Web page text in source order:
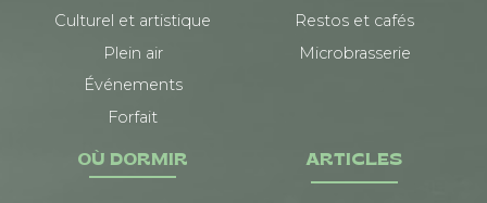
Culturel et artistique
Plein air
Événements
Forfait
Restos et cafés
Microbrasserie
OÙ DORMIR ARTICLES